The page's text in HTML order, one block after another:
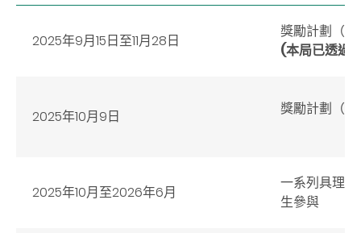
2025年9月15日至11月28日
獎勵計劃（
(本局已透過
2025年10月9日 獎勵計劃（
2025年10月至2026年6月
一系列具理
生參與